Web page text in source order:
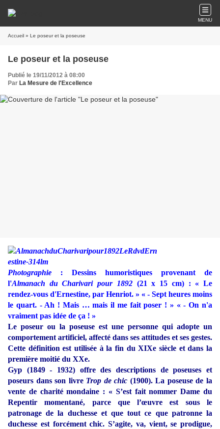
MENU
Accueil » Le poseur et la poseuse
Le poseur et la poseuse
Publié le 19/11/2012 à 08:00
Par La Mesure de l'Excellence
Photographie : Dessins humoristiques provenant de
l'Almanach du Charivari pour 1892(21 x 15 cm) : « Le
rendez-vous d'Ernestine, par Henriot. » « - Sept heures moins
le quart. - Ah ! Mais … mais il me fait poser ! » « - On n'a
vraiment pas idée de ça ! »
Le poseur ou la poseuse est une personne qui adopte un
comportement artificiel, affecté dans ses attitudes et ses gestes.
Cette définition est utilisée à la fin du XIXe siècle et dans la
première moitié du XXe.
Gyp (1849 - 1932) offre des descriptions de poseuses et
poseurs dans son livre Trop de chic (1900). La poseuse de la
vente de charité mondaine : « S’est fait nommer Dame du
Repentir momentané, parce que l’œuvre est sous le
patronage de la duchesse et que tout ce que patronne la
duchesse est forcément chic. S’agite, va, vient, se prodigue,